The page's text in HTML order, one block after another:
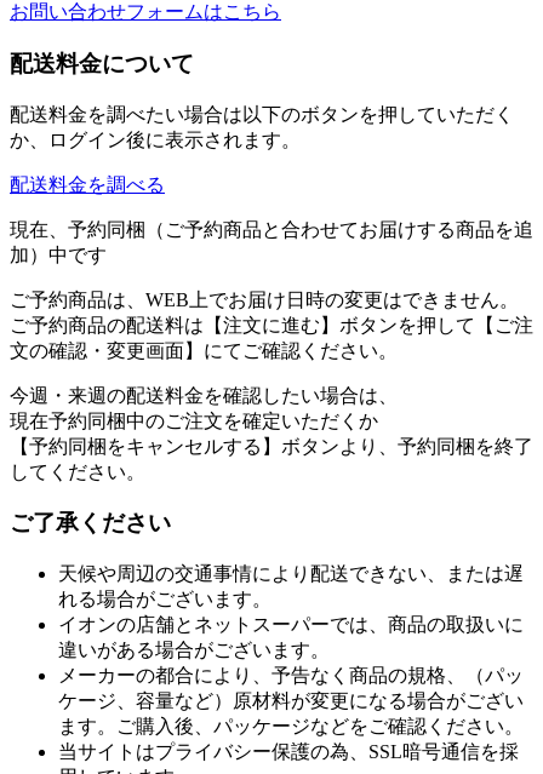
お問い合わせフォームはこちら
配送料金について
配送料金を調べたい場合は以下のボタンを押していただく
か、ログイン後に表示されます。
配送料金を調べる
現在、予約同梱（ご予約商品と合わせてお届けする商品を追
加）中です
ご予約商品は、WEB上でお届け日時の変更はできません。
ご予約商品の配送料は【注文に進む】ボタンを押して【ご注
文の確認・変更画面】にてご確認ください。
今週・来週の配送料金を確認したい場合は、
現在予約同梱中のご注文を確定いただくか
【予約同梱をキャンセルする】ボタンより、予約同梱を終了
してください。
ご了承ください
天候や周辺の交通事情により配送できない、または遅
れる場合がございます。
イオンの店舗とネットスーパーでは、商品の取扱いに
違いがある場合がございます。
メーカーの都合により、予告なく商品の規格、（パッ
ケージ、容量など）原材料が変更になる場合がござい
ます。ご購入後、パッケージなどをご確認ください。
当サイトはプライバシー保護の為、SSL暗号通信を採